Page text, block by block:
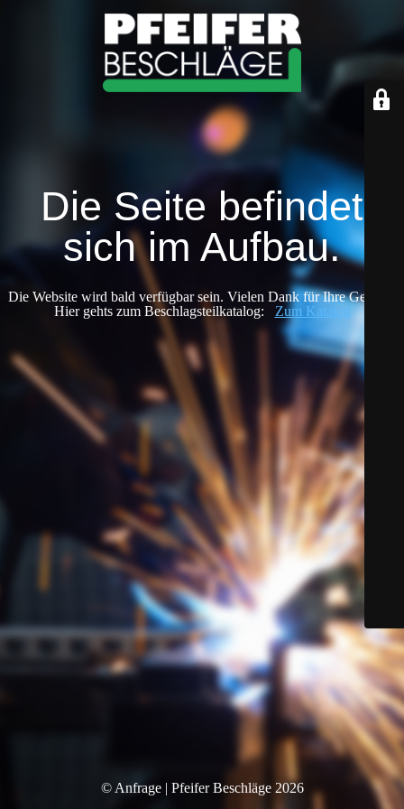
Die Seite befindet
sich im Aufbau.
Die Website wird bald verfügbar sein. Vielen Dank für Ihre Geduld!
Hier gehts zum Beschlagsteilkatalog: Zum Katalog
© Anfrage | Pfeifer Beschläge 2026